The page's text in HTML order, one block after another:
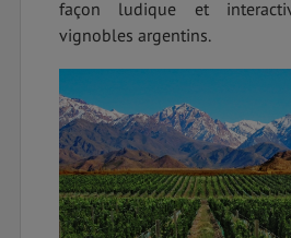
façon ludique et
vignobles argentins.